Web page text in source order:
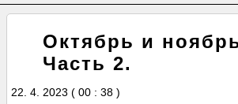
Октябрь и
Часть 2.
22. 4. 2023 ( 00 : 38 )